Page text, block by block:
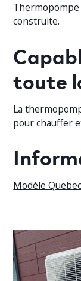
construite.
toute
La
pour chauffer
Modèle